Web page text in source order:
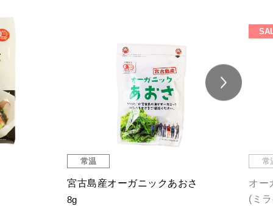
常温
宮古島産オーガニックあおさ
8g
常
オー
(ミ